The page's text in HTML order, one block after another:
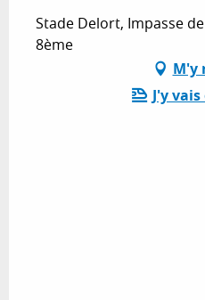
Stade Delort, Impasse
8ème
M'y
J'y